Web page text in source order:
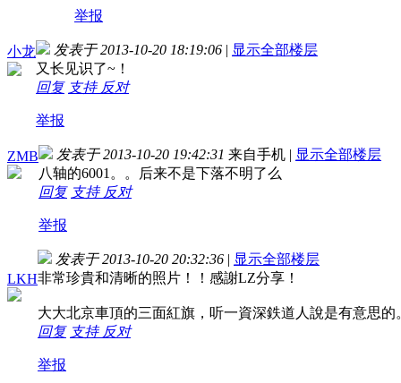
举报
小龙 发表于 2013-10-20 18:19:06 | 显示全部楼层
又长见识了~！
回复 支持 反对
举报
ZMB 发表于 2013-10-20 19:42:31 来自手机 | 显示全部楼层
八轴的6001。。后来不是下落不明了么
回复 支持 反对
举报
LKH
发表于 2013-10-20 20:32:36 | 显示全部楼层
非常珍貴和清晰的照片！！感謝LZ分享！
大大北京車頂的三面紅旗，听一資深鉄道人說是有意思的
回复 支持 反对
举报